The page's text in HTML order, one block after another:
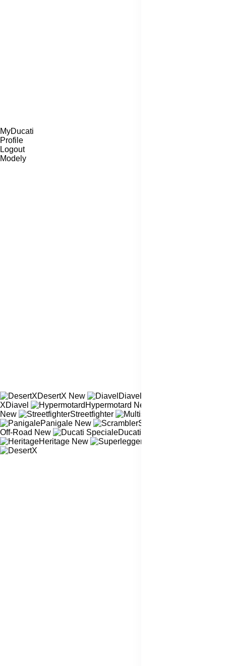
MyDucati
Profile
Logout
Modely
DesertX New Diavel
XDiavel
Hypermotard New
New
Streetfighter
Panigale New
Scrambler
Off-Road New Ducati Speciale
Heritage New